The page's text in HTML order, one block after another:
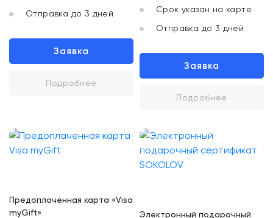
Отправка до 3 дней
Заявка
Подробнее
Срок указан на карте
Отправка до 3 дней
Заявка
Подробнее
Предоплаченная карта «Visa
myGift»
Электронный подарочный